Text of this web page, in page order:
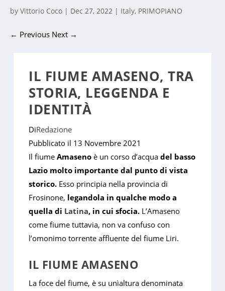
byVittorio Coco | Dec 27, 2022 | Italy, PRIMOPIANO
← Previous Next →
IL FIUME AMASENO, TRA
STORIA, LEGGENDA E
IDENTITÀ
DiRedazione
Pubblicato il 13 Novembre 2021
Il fiumeAmaseno è un corso d’acquadel basso
Lazio molto importante dal punto di vista
storico. Esso principia nella provincia di
Frosinone, legandola in qualche modo a
quella di Latina, in cui sfocia. L’Amaseno
come fiume tuttavia, non va confuso con
l’omonimo torrente affluente del fiume Liri.
IL FIUME AMASENO
La foce del fiume, è su unìaltura denominata